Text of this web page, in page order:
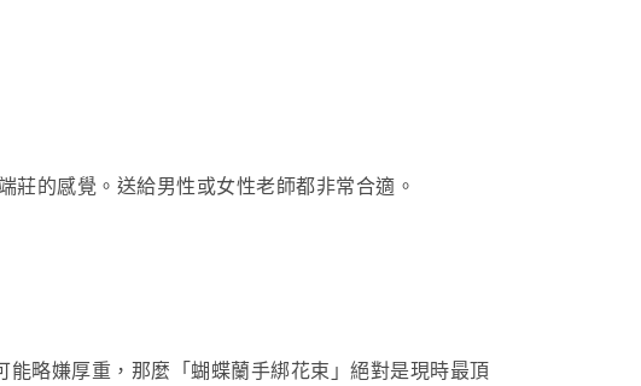
莊的感覺。送給男性或女性老師都非常合適。
略嫌厚重，那麼「蝴蝶蘭手綁花束」絕對是現時最頂